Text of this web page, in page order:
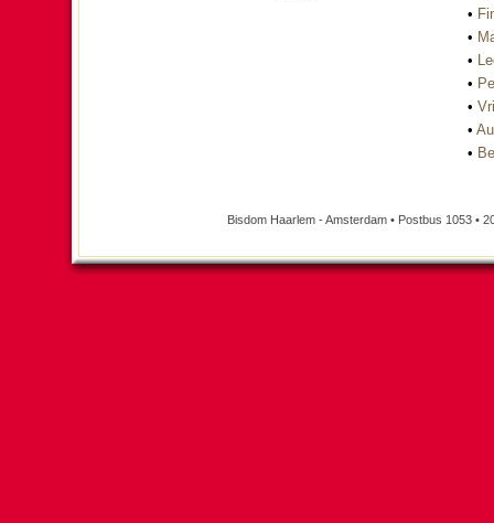
•
•
•
•
•
•
•
Bisdom Haarlem - Amsterdam • Postbus 1053 •